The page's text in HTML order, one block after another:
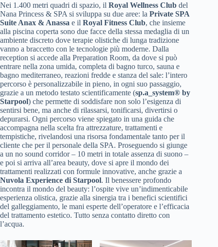
Nei 1.400 metri quadri di spazio, il Royal Wellness Club del
Nana Princess & SPA si sviluppa su due aree: la Private SPA
Suite Anax & Anassa e il Royal Fitness Club, che insieme
alla piscina coperta sono due facce della stessa medaglia di un
ambiente discreto dove terapie olistiche di lunga tradizione
vanno a braccetto con le tecnologie più moderne. Dalla
reception si accede alla Preparation Room, da dove si può
entrare nella zona umida, completa di bagno turco, sauna e
bagno mediterraneo, reazioni fredde e stanza del sale: l’intero
percorso è personalizzabile in pieno, in ogni suo passaggio,
grazie a un metodo testato scientificamente (sp.a_system® by
Starpool) che permette di soddisfare non solo l’esigenza di
sentirsi bene, ma anche di rilassarsi, tonificarsi, divertirsi o
depurarsi. Ogni percorso viene spiegato in una guida che
accompagna nella scelta fra attrezzature, trattamenti e
tempistiche, rivelandosi una risorsa fondamentale tanto per il
cliente che per il personale della SPA. Proseguendo si giunge
a un no sound corridor – 10 metri in totale assenza di suono –
e poi si arriva all’area beauty, dove si apre il mondo dei
trattamenti realizzati con formule innovative, anche grazie a
Nuvola Experience di Starpool. Il benessere profondo
incontra il mondo del beauty: l’ospite vive un’indimenticabile
esperienza olistica, grazie alla sinergia tra i benefici scientifici
del galleggiamento, le mani esperte dell’operatore e l’efficacia
del trattamento estetico. Tutto senza contatto diretto con
l’acqua.